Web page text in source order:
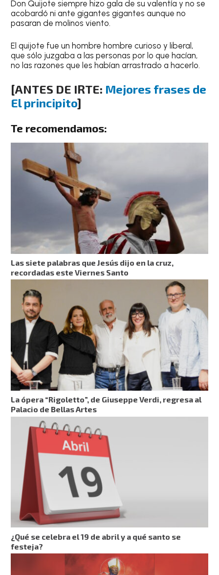
Don Quijote siempre hizo gala de su valentía y no se
acobardó ni ante gigantes gigantes aunque no
pasaran de molinos viento.
El quijote fue un hombre hombre curioso y liberal,
que sólo juzgaba a las personas por lo que hacían,
no las razones que les habían arrastrado a hacerlo.
[ANTES DE IRTE: Mejores frases de
El principito]
Te recomendamos:
Las siete palabras que Jesús dijo en la cruz,
recordadas este Viernes Santo
La ópera “Rigoletto”, de Giuseppe Verdi, regresa al
Palacio de Bellas Artes
¿Qué se celebra el 19 de abril y a qué santo se
festeja?